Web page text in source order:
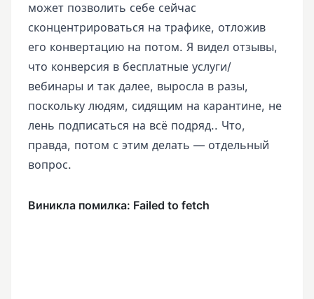
может позволить себе сейчас
сконцентрироваться на трафике, отложив
его конвертацию на потом. Я видел отзывы,
что конверсия в бесплатные услуги/
вебинары и так далее, выросла в разы,
поскольку людям, сидящим на карантине, не
лень подписаться на всё подряд.. Что,
правда, потом с этим делать — отдельный
вопрос.